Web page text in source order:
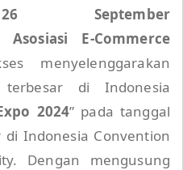
26 September
Asosiasi E-Commerce
menyelenggarakan
terbesar di Indonesia
2024” pada tanggal
Indonesia Convention
Dengan mengusung